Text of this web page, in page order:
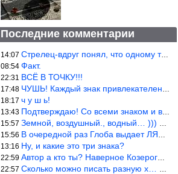
Последние комментарии
14:07 Стрелец-вдруг понял, что одному то и жить легче.
08:54 Факт.
22:31 ВСЁ В ТОЧКУ!!!
17:48 ЧУШЬ! Каждый знак привлекателен! И среди Весов, Близнецов встреч
18:17 ч у ш ь!
13:43 Подтверждаю! Со всеми знаком и все одиноки и Я )))
15:57 Земной, воздушный., водный… ))) выбери сам трех из 9 )))
15:56 В очередной раз Глоба выдает ЛЯП! А корректоры, редакторы пропус
13:16 Ну, и какие это три знака?
22:59 Автор а кто ты? Наверное Козерог… Рога жена Рыба наставила ))
22:57 Сколько можно писать разную х… йню? Автор что то обкурился?